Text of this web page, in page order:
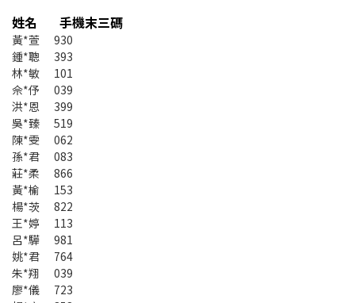
姓名 手機末三碼
黃*萱 930
鍾*聰 393
林*敏 101
佘*伃 039
洪*恩 399
吳*臻 519
陳*雯 062
孫*君 083
莊*柔 866
黃*榆 153
楊*茨 822
王*婷 113
呂*驊 981
姚*君 764
朱*翔 039
廖*儀 723